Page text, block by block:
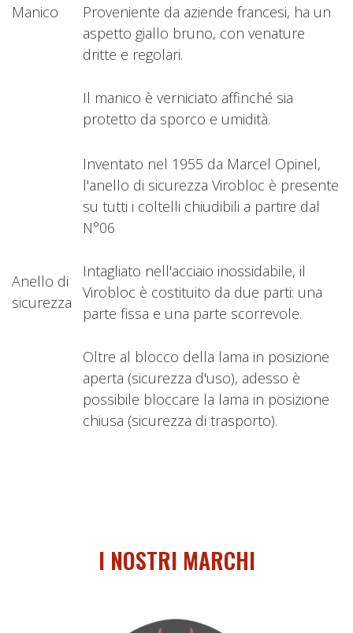
Manico
Proveniente da aziende francesi, ha un
aspetto giallo bruno, con venature
dritte e regolari.
Il manico è verniciato affinché sia
protetto da sporco e umidità.
Anello di
sicurezza
Inventato nel 1955 da Marcel Opinel,
l'anello di sicurezza Virobloc è presente
su tutti i coltelli chiudibili a partire dal
N°06
Intagliato nell'acciaio inossidabile, il
Virobloc è costituito da due parti: una
parte fissa e una parte scorrevole.
Oltre al blocco della lama in posizione
aperta (sicurezza d'uso), adesso è
possibile bloccare la lama in posizione
chiusa (sicurezza di trasporto).
I NOSTRI MARCHI